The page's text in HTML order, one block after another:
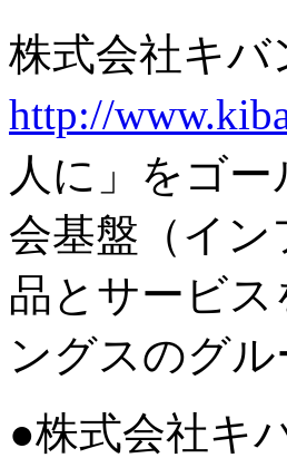
株式会社キ
http://
人に」をゴ
会基盤（イ
品とサービ
ングスのグ
●株式会社キ